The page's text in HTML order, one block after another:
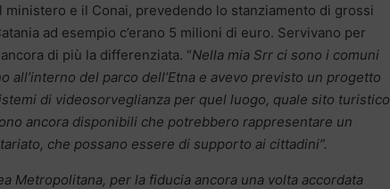
e il Conai, prevedendo lo stanziamento di grossi
ad esempio c’erano 5 milioni di euro. Servivano per
di più la differenziata. “Nella mia Srr ci sono i comuni
all’interno del parco dell’Etna e avevo previsto un progetto
di videosorveglianza per quel luogo, quale sito turistico
ancora disponibili che potrebbero rappresentare un
che possano essere di supporto ai cittadini”.
Metropolitana, per la fiducia ancora una volta accordata